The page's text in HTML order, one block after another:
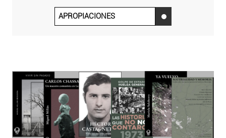
APROPIACIONES ‌